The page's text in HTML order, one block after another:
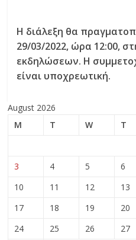
Η διάλεξη θα
29/03/2022, ώρα 12:00,
εκδηλώσεων. Η
είναι υποχρεωτική.
August 2026
M
T W T
3
4 5 6
10
11 12 13
17
18 19 20
24
25 26 27